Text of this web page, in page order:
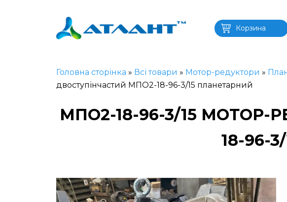
Корзина
Головна сторінка » Всі товари » Мотор-редуктори »
двоступінчастий МПО2-18-96-3/15 планетарний
МПО2-18-96-3/15
18-96-